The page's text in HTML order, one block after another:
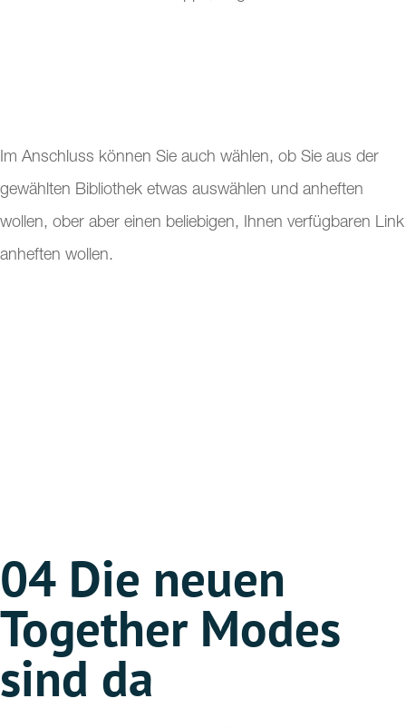
Im Anschluss können Sie auch wählen, ob Sie aus der
gewählten Bibliothek etwas auswählen und anheften
wollen, ober aber einen beliebigen, Ihnen verfügbaren Link
anheften wollen.
04 Die neuen
Together Modes
sind da